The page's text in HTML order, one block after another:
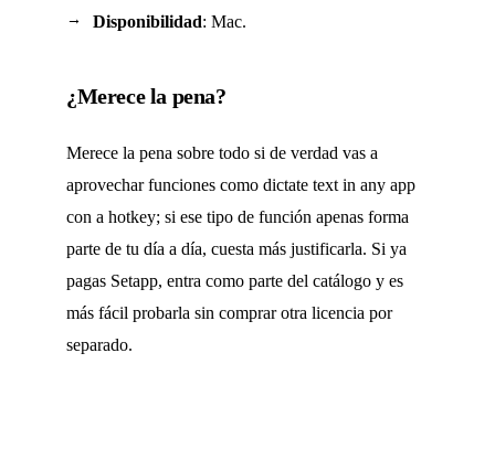
Disponibilidad: Mac.
¿Merece la pena?
Merece la pena sobre todo si de verdad vas a
aprovechar funciones como dictate text in any app
con a hotkey; si ese tipo de función apenas forma
parte de tu día a día, cuesta más justificarla. Si ya
pagas Setapp, entra como parte del catálogo y es
más fácil probarla sin comprar otra licencia por
separado.